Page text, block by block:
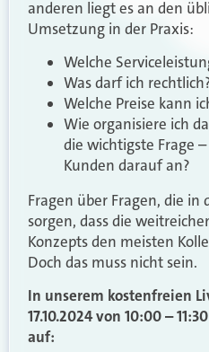
anderen liegt es an den
Umsetzung in der Praxis:
Welche
Was darf ich
Welche Preise kann
Wie organisiere ich
die wichtigste Frage
Kunden darauf an?
Fragen über Fragen, die
sorgen, dass die
Konzepts den meisten
Doch das muss nicht sein.
In unserem kostenfreien
17.10.2024 von 10:00 –
auf: